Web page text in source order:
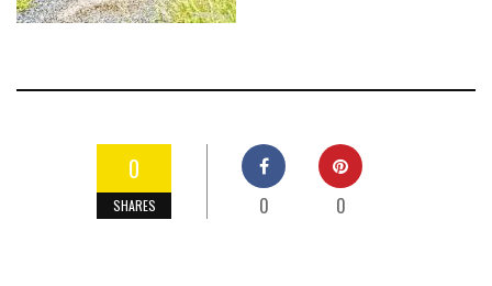
0
SHARES 0 0